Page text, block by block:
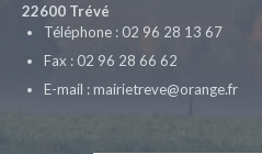
22600 Trévé
Téléphone : 02 96 28 13 67
Fax : 02 96 28 66 62
E-mail : mairietreve@orange.fr